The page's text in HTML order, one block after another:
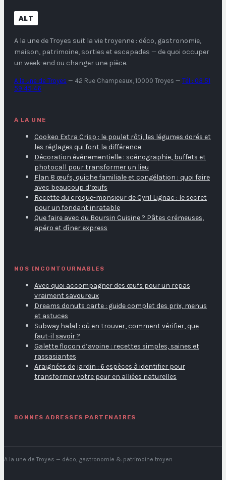
ALT
A la une de Troyes suit la vie troyenne : déco, gastronomie,
maison, patrimoine, sorties et escapades — de quoi occuper
un week-end ou changer une pièce.
A la une de Troyes — 42 Rue Champeaux, 10000 Troyes — Tél : 03 51
59 45 46
À LA UNE
Cookeo Extra Crisp : le poulet rôti, les légumes dorés et
les réglages qui font la différence
Décoration événementielle : scénographie, buffets et
photocall pour transformer un lieu
Flan 8 œufs, quiche familiale et congélation : quoi faire
avec beaucoup d’œufs
Recette du croque-monsieur de Cyril Lignac : le secret
pour un fondant inratable
Que faire avec du Boursin Cuisine ? Pâtes crémeuses,
apéro et dîner express
NOS INCONTOURNABLES
Avec quoi accompagner des œufs pour un repas
vraiment savoureux
Dreams donuts carte : guide complet des prix, menus
et astuces
Subway halal : où en trouver, comment vérifier, que
faut-il savoir ?
Galette flocon d’avoine : recettes simples, saines et
rassasiantes
Araignées de jardin : 6 espèces à identifier pour
transformer votre peur en alliées naturelles
BONNES ADRESSES PARTENAIRES
A la une de Troyes — déco, gastronomie & patrimoine troyen